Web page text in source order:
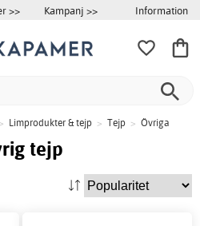
>> Kampanj >> Information
> Limprodukter & tejp > Tejp > Övriga
tejp